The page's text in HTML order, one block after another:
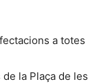
a totes
la Plaça de les